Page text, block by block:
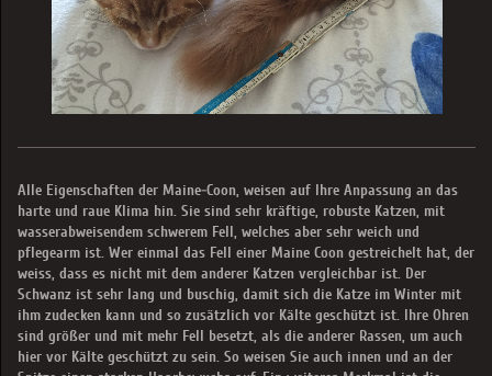
Alle Eigenschaften der Maine-Coon, weisen auf Ihre Anpassung an das
harte und raue Klima hin. Sie sind sehr kräftige, robuste Katzen, mit
wasserabweisendem schwerem Fell, welches aber sehr weich und
pflegearm ist. Wer einmal das Fell einer Maine Coon gestreichelt hat, der
weiss, dass es nicht mit dem anderer Katzen vergleichbar ist. Der
Schwanz ist sehr lang und buschig, damit sich die Katze im Winter mit
ihm zudecken kann und so zusätzlich vor Kälte geschützt ist. Ihre Ohren
sind größer und mit mehr Fell besetzt, als die anderer Rassen, um auch
hier vor Kälte geschützt zu sein. So weisen Sie auch innen und an der